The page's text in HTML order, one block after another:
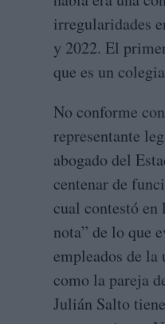
irregularidades
y 2022. El
que es un
No conforme
representante
abogado del
centenar de
cual contestó en
nota” de lo que
empleados de la
como la pareja
Julián Salto